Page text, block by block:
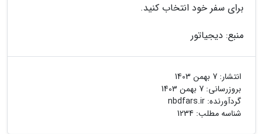
برای سفر خود انتخاب کنید.
منبع: دیجیاتور
انتشار: 7 بهمن 1403
بروزرسانی: 7 بهمن 1403
گردآورنده: nbdfars.ir
شناسه مطلب: 1234